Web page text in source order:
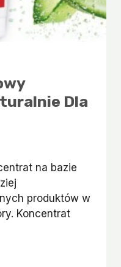
Dla
na bazie
produktów w
Koncentrat